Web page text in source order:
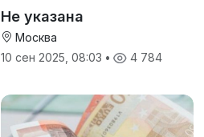
Не указана
Москва
10 сен 2025, 08:03 • 4 784